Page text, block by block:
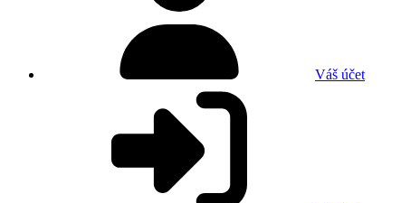
Váš účet